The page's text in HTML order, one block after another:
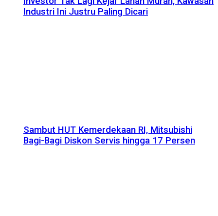
Industri Ini Justru Paling Dicari
Sambut HUT Kemerdekaan RI, Mitsubishi
Bagi-Bagi Diskon Servis hingga 17 Persen